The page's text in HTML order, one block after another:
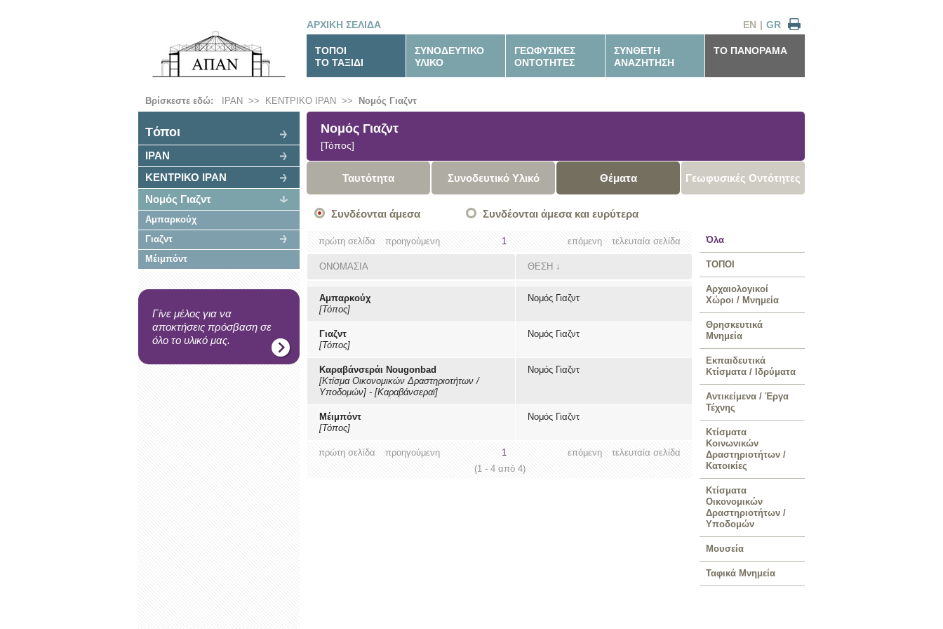
ΑΡΧΙΚΗ ΣΕΛΙΔΑ GR
|
EN
ΤΟΠΟΙ
ΤΟ ΤΑΞΙΔΙ
ΣΥΝΟΔΕΥΤΙΚΟ
ΥΛΙΚΟ
ΓΕΩΦΥΣΙΚΕΣ
ΟΝΤΟΤΗΤΕΣ
ΣΥΝΘΕΤΗ
ΑΝΑΖΗΤΗΣΗ
ΤΟ ΠΑΝΟΡΑΜΑ
Βρίσκεστε εδώ: ΙΡΑΝ >> ΚΕΝΤΡΙΚΟ ΙΡΑΝ >> Νομός Γιαζντ
Tόποι
ΙΡΑΝ
ΚΕΝΤΡΙΚΟ ΙΡΑΝ
Νομός Γιαζντ
Αμπαρκούχ
Γιαζντ
Μέιμπόντ
Γίνε μέλος για να
αποκτήσεις πρόσβαση σε
όλο το υλικό μας.
Νομός Γιαζντ
[Τόπος]
Ταυτότητα Συνοδευτικό Υλικό Θέματα Γεωφυσικές Οντότητες
Συνδέονται άμεσα Συνδέονται άμεσα και ευρύτερα
τελευταία σελίδα
επόμενη
πρώτη σελίδα προηγούμενη 1
ΟΝΟΜΑΣΙΑ ΘΕΣΗ ↓
Αμπαρκούχ
[Τόπος]
Νομός Γιαζντ
Γιαζντ
[Τόπος]
Νομός Γιαζντ
Καραβάνσεράι Nougonbad
[Κτίσμα Οικονομικών Δραστηριοτήτων /
Υποδομών] - [Καραβάνσεραϊ]
Νομός Γιαζντ
Μέιμπόντ
[Τόπος]
Νομός Γιαζντ
τελευταία σελίδα
επόμενη
πρώτη σελίδα προηγούμενη
1
(1 - 4 από 4)
Όλα
ΤΟΠΟΙ
Αρχαιολογικοί
Χώροι / Μνημεία
Θρησκευτικά
Μνημεία
Εκπαιδευτικά
Κτίσματα / Ιδρύματα
Αντικείμενα / Έργα
Τέχνης
Κτίσματα
Κοινωνικών
Δραστηριοτήτων /
Κατοικίες
Κτίσματα
Οικονομικών
Δραστηριοτήτων /
Υποδομών
Μουσεία
Ταφικά Μνημεία